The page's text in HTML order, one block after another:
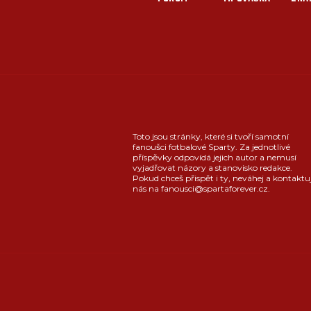
Toto jsou stránky, které si tvoří samotní
fanoušci fotbalové Sparty. Za jednotlivé
příspěvky odpovídá jejich autor a nemusí
vyjadřovat názory a stanovisko redakce.
Pokud chceš přispět i ty, neváhej a
nás na fanousci@spartaforever.cz.